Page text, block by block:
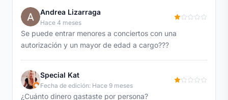
Andrea Lizarraga
Hace 4 meses
Se puede entrar menores a conciertos con una
autorización y un mayor de edad a cargo???
Special Kat
Fecha de edición: Hace 9 meses
¿Cuánto dinero gastaste por persona?